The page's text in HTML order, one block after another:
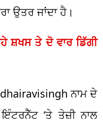
ਉਤਰ ਜਾਂਦਾ ਹੈ।
ਸ਼ਖਸ ਤੇ ਦੋ ਵਾਰ ਡਿੱਗੀ
ਨਾਮ ਦੇ
‘ਤੇ ਤੇਜ਼ੀ ਨਾਲ